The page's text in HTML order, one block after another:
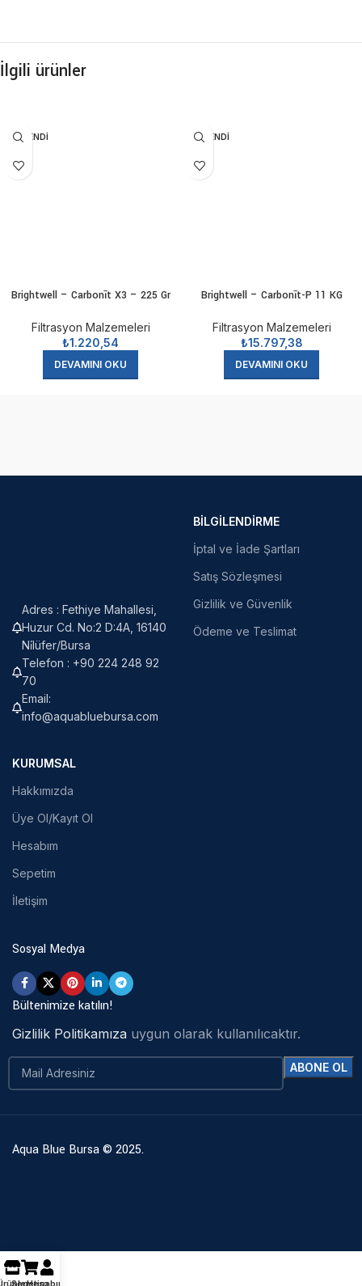
İlgili ürünler
TÜKENDI
Brightwell – Carbonīt X3 – 225 Gr
Filtrasyon Malzemeleri
₺1.220,54
DEVAMINI OKU
TÜKENDI
Brightwell – Carbonīt-P 11 KG
Filtrasyon Malzemeleri
₺15.797,38
DEVAMINI OKU
Adres : Fethiye Mahallesi,
Huzur Cd. No:2 D:4A, 16140
Ni̇lüfer/Bursa
Telefon : +90 224 248 92
70
Email:
info@aquabluebursa.com
BILGILENDIRME
İptal ve İade Şartları
Satış Sözleşmesi
Gizlilik ve Güvenlik
Ödeme ve Teslimat
KURUMSAL
Hakkımızda
Üye Ol/Kayıt Ol
Hesabım
Sepetim
İletişim
Sosyal Medya
Bültenimize katılın!
Gizlilik Politikamıza uygun olarak kullanılıcaktır.
Aqua Blue Bursa © 2025.
Sepetim
Hesabım